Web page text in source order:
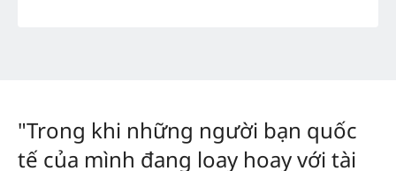
"Trong khi những người bạn quốc
tế của mình đang loay hoay với tài